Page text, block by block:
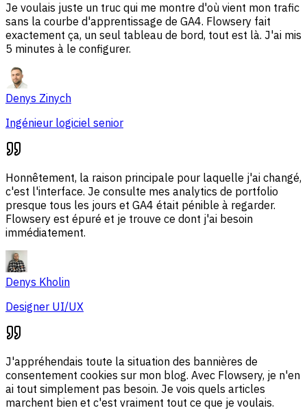
Je voulais juste un truc qui me montre d'où vient mon trafic
sans la courbe d'apprentissage de GA4. Flowsery fait
exactement ça, un seul tableau de bord, tout est là. J'ai mis
5 minutes à le configurer.
Denys Zinych
Ingénieur logiciel senior
Honnêtement, la raison principale pour laquelle j'ai changé,
c'est l'interface. Je consulte mes analytics de portfolio
presque tous les jours et GA4 était pénible à regarder.
Flowsery est épuré et je trouve ce dont j'ai besoin
immédiatement.
Denys Kholin
Designer UI/UX
J'appréhendais toute la situation des bannières de
consentement cookies sur mon blog. Avec Flowsery, je n'en
ai tout simplement pas besoin. Je vois quels articles
marchent bien et c'est vraiment tout ce que je voulais.